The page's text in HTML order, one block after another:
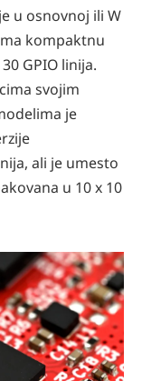
u osnovnoj ili W
kompaktnu
GPIO linija.
svojim
je
ali je umesto
u 10 x 10